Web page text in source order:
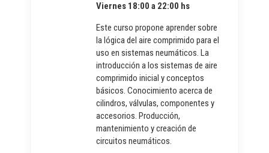
Viernes 18:00 a 22:00 hs
Este curso propone aprender sobre
la lógica del aire comprimido para el
uso en sistemas neumáticos. La
introducción a los sistemas de aire
comprimido inicial y conceptos
básicos. Conocimiento acerca de
cilindros, válvulas, componentes y
accesorios. Producción,
mantenimiento y creación de
circuitos neumáticos.